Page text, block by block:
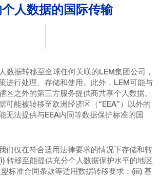
人数据的国际传输
数据转移至全球任何关联的LEM集团公司，
进行处理、存储和使用。此外，LEM可能与
区之外的第三方服务提供商共享个人数据。
可能被转移至欧洲经济区（“EEA”）以外的
无法提供与EEA内同等数据保护标准的国
们仅在符合适用法律要求的情况下存储和转
转移至能提供充分个人数据保护水平的地区
标准合同条款等适用数据转移要求；(iii) 基